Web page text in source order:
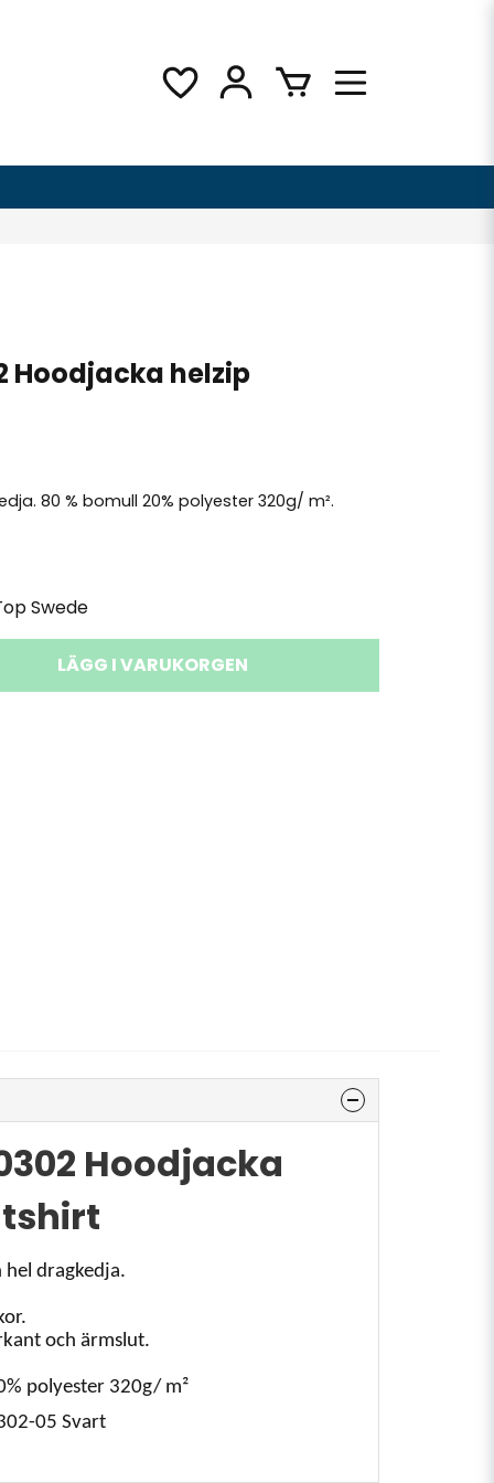
Hoodjacka helzip
80 % bomull 20% polyester 320g/ m².
Swede
LÄGG I VARUKORGEN
Hoodjacka
hel dragkedja.
och ärmslut.
polyester 320g/ m²
05 Svart